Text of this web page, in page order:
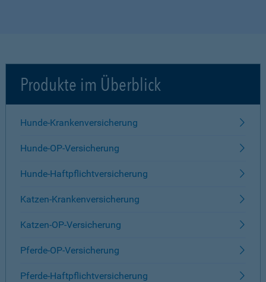
Produkte im Überblick
Hunde-Krankenversicherung
Hunde-OP-Versicherung
Hunde-Haftpflichtversicherung
Katzen-Krankenversicherung
Katzen-OP-Versicherung
Pferde-OP-Versicherung
Pferde-Haftpflichtversicherung